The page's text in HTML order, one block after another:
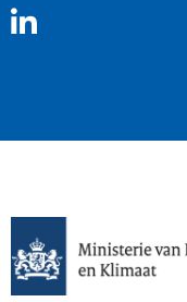
Linkedin